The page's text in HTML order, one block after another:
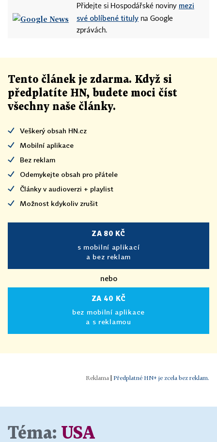
Přidejte si Hospodářské noviny mezi
své oblíbené tituly na Google
zprávách.
Tento článek je zdarma. Když si
předplatíte HN, budete moci číst
všechny naše články.
Veškerý obsah HN.cz
Mobilní aplikace
Bez reklam
Odemykejte obsah pro přátele
Články v audioverzi + playlist
Možnost kdykoliv zrušit
ZA 80 KČ
s mobilní aplikací
a bez reklam
nebo
ZA 40 KČ
bez mobilní aplikace
a s reklamou
| Předplatné HN+ je zcela bez reklam.
Téma: USA